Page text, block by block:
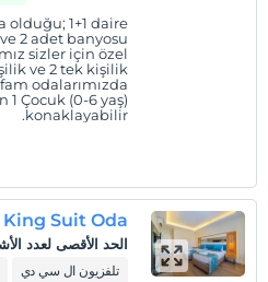
olduğu; 1+1 daire
2 adet banyosu
sizler için özel
ve 2 tek kişilik
odalarımızda
1 Çocuk (0-6 yaş)
konaklayabilir.
King Suit Oda
الحد الأقصى لعدد
تلفزيون ال سي دي